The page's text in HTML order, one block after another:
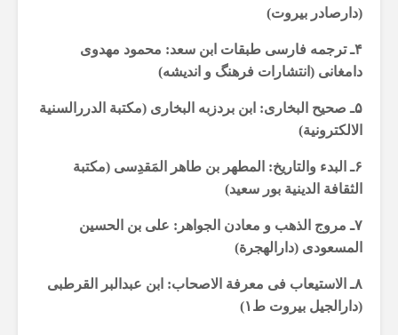
(دارصادر بیروت)
۴ـ ترجمه فارسی طبقات ابن سعد: محمود مهدوی
دامغانی (انتشارات فرهنگ و اندیشه)
۵ـ صحیح البخاری: ابن بردزبه البخاری (مکتبة الدررالسنیة
الالکترونیة)
۶ـ البدء والتاریخ: المطهر بن طاهر المَقدِسی (مکتبة
الثقافة الدینیة بور سعید)
۷ـ مروج الذهب و معادن الجواهر: علی بن الحسین
المسعودی (دارالهجرة)
۸ـ الاستیعاب فی معرفة الاصحاب: ابن عبدالبر القرطبی
(دارالجیل بیروت ط۱)